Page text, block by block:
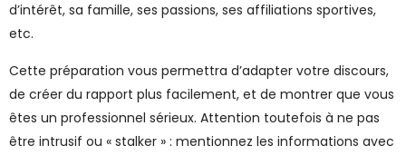
d’intérêt, sa famille, ses passions, ses affiliations sportives,
etc.
Cette préparation vous permettra d’adapter votre discours,
de créer du rapport plus facilement, et de montrer que vous
êtes un professionnel sérieux. Attention toutefois à ne pas
être intrusif ou « stalker » : mentionnez les informations avec